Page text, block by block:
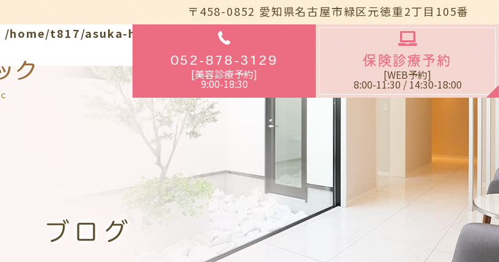
/home/t817/asuka-hifuka.com/public_html/wp-
〒458-0852愛知県名古屋市緑区元徳重2丁目105番
052-878-3129
[美容診療予約]
9:00-18:30
保険診療予約
[WEB予約]
8:00-11:30 / 14:30-18:00
ブログ